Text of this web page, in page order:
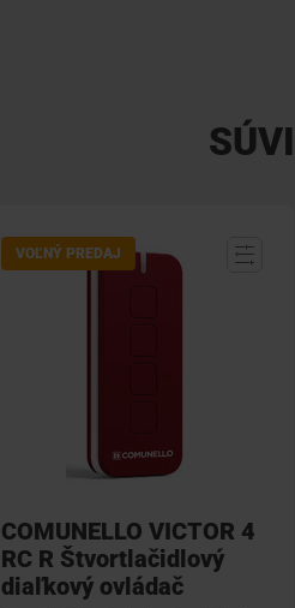
VOĽNÝ PREDAJ
COMUNELLO VICTOR 4
RC R Štvortlačidlový
diaľkový ovládač